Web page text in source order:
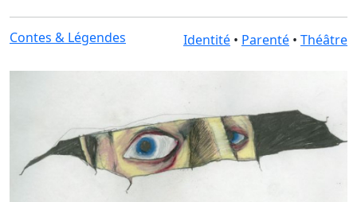
Contes & Légendes Identité • Parenté • Théâtre